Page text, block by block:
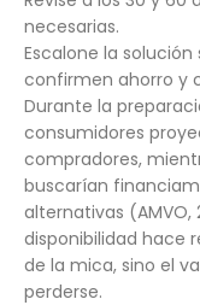
necesarias.
Escalone la
confirmen ahorro y
Durante la
consumidores
compradores,
buscarían
alternativas (AMVO,
disponibilidad hace
de la mica, sino el
perderse.